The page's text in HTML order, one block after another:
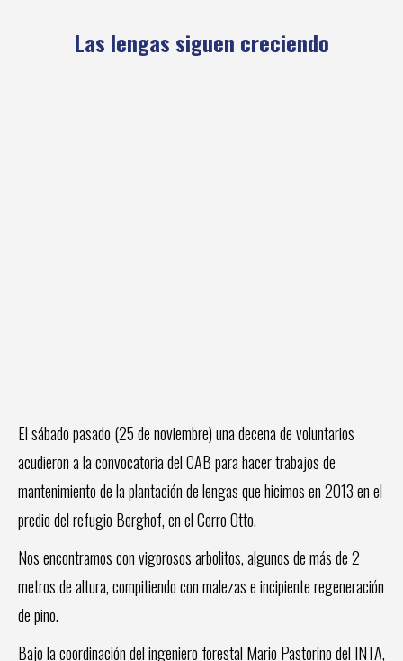
Las lengas siguen creciendo
El sábado pasado (25 de noviembre) una decena de voluntarios
acudieron a la convocatoria del CAB para hacer trabajos de
mantenimiento de la plantación de lengas que hicimos en 2013 en el
predio del refugio Berghof, en el Cerro Otto.
Nos encontramos con vigorosos arbolitos, algunos de más de 2
metros de altura, compitiendo con malezas e incipiente regeneración
de pino.
Bajo la coordinación del ingeniero forestal Mario Pastorino del INTA,